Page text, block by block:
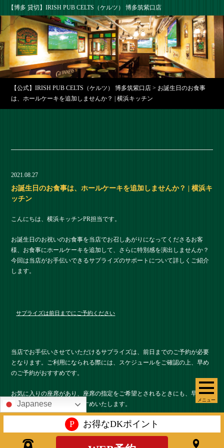
【博多 貸切】IRISH PUB CELTS（ケルツ） 博多筑紫口店
メニュー
【公式】IRISH PUB CELTS（ケルツ） 博多筑紫口店 > お誕生日のお食事
は、ホールケーキを追加しませんか？ | 横浜キッチン
2021.08.27
お誕生日のお食事は、ホールケーキを追加しませんか？ | 横浜キ
ッチン
こんにちは、横浜キッチンPR担当です。
お誕生日のお祝いのお食事を当店でお召しあがりになってくださるお客
様、お食事にホールケーキを追加して、さらに特別感を演出しませんか？
今回は当店がお手伝いできるサプライズのサポートについて詳しくご紹介
します。
サプライズは前日までにご予約ください
当店でお手伝いさせていただけるサプライズは、前日までのご予約が必要
となります。ご利用になられる際には、スケジュールをご確認の上、早め
のご予約がおすすめです。
お気に入りの座席があり、座席の指定をご希望とされるときにも、早めの
ご予約でお席の確保をおすすめいたします。
お誕生日にはやっぱりケーキ！
Japanese
P お得なDKポイント